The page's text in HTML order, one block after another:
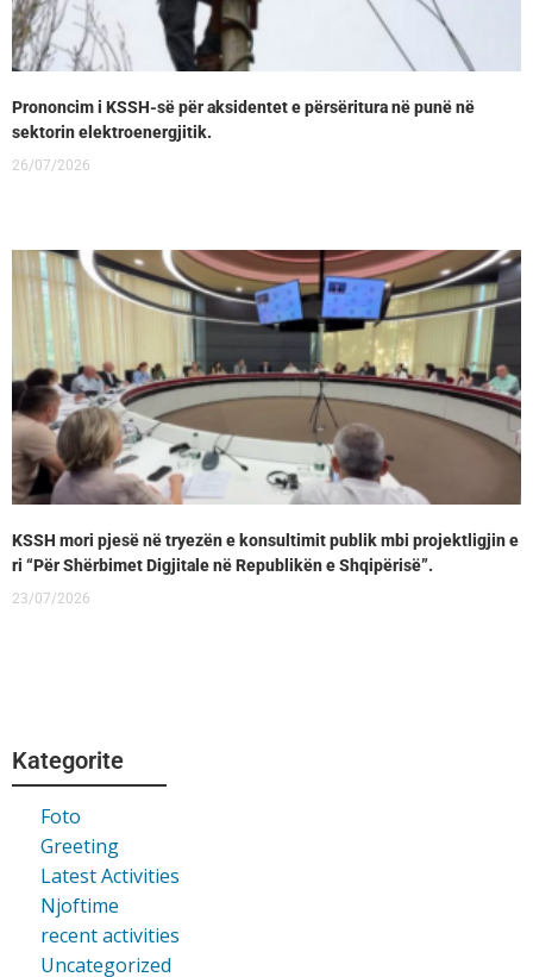
Prononcim i KSSH-së për aksidentet e përsëritura në punë në
sektorin elektroenergjitik.
26/07/2026
KSSH mori pjesë në tryezën e konsultimit publik mbi projektligjin e
ri “Për Shërbimet Digjitale në Republikën e Shqipërisë”.
23/07/2026
Kategorite
Foto
Greeting
Latest Activities
Njoftime
recent activities
Uncategorized